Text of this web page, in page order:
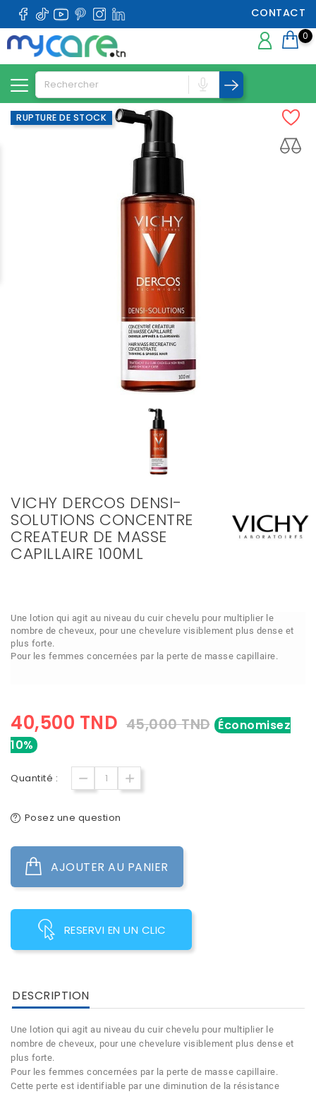
CONTACT
0
RUPTURE DE STOCK
VICHY DERCOS DENSI-
SOLUTIONS CONCENTRE
CREATEUR DE MASSE
CAPILLAIRE 100ML
Une lotion qui agit au niveau du cuir chevelu pour multiplier le
nombre de cheveux, pour une chevelure visiblement plus dense et
plus forte.
Pour les femmes concernées par la perte de masse capillaire.
40,500 TND 45,000 TND Économisez
10%
Quantité :
Posez une question
AJOUTER AU PANIER
RESERVI EN UN CLIC
DESCRIPTION
Une lotion qui agit au niveau du cuir chevelu pour multiplier le
nombre de cheveux, pour une chevelure visiblement plus dense et
plus forte.
Pour les femmes concernées par la perte de masse capillaire.
Cette perte est identifiable par une diminution de la résistance